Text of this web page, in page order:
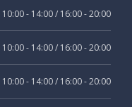
10:00 - 14:00 / 16:00 - 20:00
10:00 - 14:00 / 16:00 - 20:00
10:00 - 14:00 / 16:00 - 20:00